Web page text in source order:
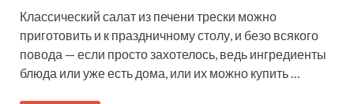
Классический салат из печени трески можно
приготовить и к праздничному столу, и безо всякого
повода — если просто захотелось, ведь ингредиенты
блюда или уже есть дома, или их можно купить …